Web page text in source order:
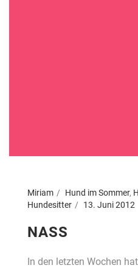
Miriam Hund im Sommer,
Hundesitter
13. Juni 2012
NASS
In den letzten Wochen